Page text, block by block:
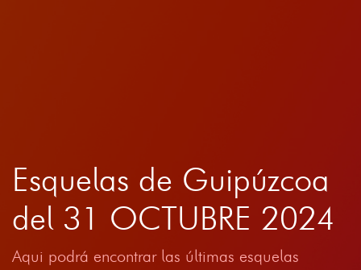
Esquelas de Guipúzcoa
del 31 OCTUBRE 2024
Aqui podrá encontrar las últimas esquelas